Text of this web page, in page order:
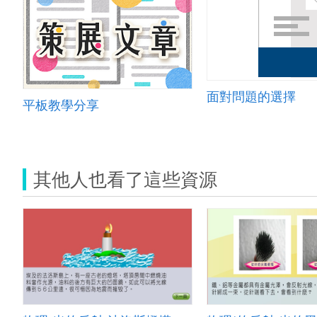
平板教學分享
面對問題的選擇
其他人也看了這些資源